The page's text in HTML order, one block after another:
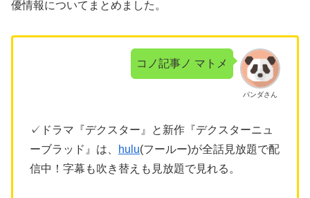
優情報についてまとめました。
パンダさん
コノ記事ノ マトメ
✓ドラマ『デクスター』と新作『デクスターニュ
ーブラッド』は、
hulu(フールー)が全話見放題で配
信中！字幕も吹き替えも見放題で見れる。